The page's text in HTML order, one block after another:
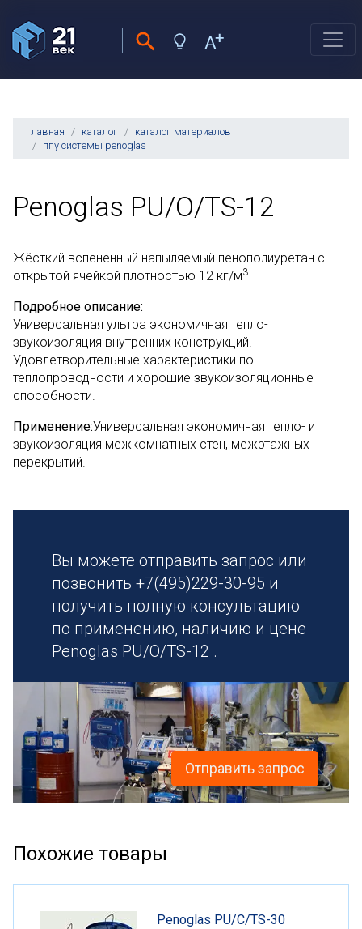
главная каталог
каталог материалов
ппу системы penoglas
Penoglas PU/O/TS-12
Жёсткий вспененный напыляемый пенополиуретан с
открытой ячейкой плотностью 12 кг/м3
Подробное описание:
Универсальная ультра экономичная тепло-
звукоизоляция внутренних конструкций.
Удовлетворительные характеристики по
теплопроводности и хорошие звукоизоляционные
способности.
Применение:Универсальная экономичная тепло- и
звукоизоляция межкомнатных стен, межэтажных
перекрытий.
Вы можете отправить запрос или
позвонить +7(495)229-30-95 и
получить полную консультацию
по применению, наличию и цене
Penoglas PU/O/TS-12 .
Отправить запрос
Похожие товары
Penoglas PU/C/TS-30